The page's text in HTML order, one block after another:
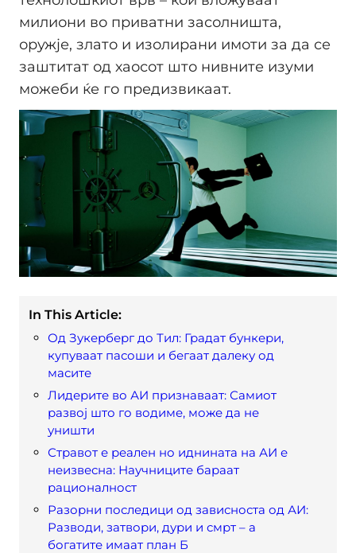
милиони во приватни засолништа,
оружје, злато и изолирани имоти за да се
заштитат од хаосот што нивните изуми
можеби ќе го предизвикаат.
In This Article:
Од Зукерберг до Тил: Градат бункери,
купуваат пасоши и бегаат далеку од
масите
Лидерите во АИ признаваат: Самиот
развој што го водиме, може да не
уништи
Стравот е реален но иднината на АИ е
неизвесна: Научниците бараат
рационалност
Разорни последици од зависноста од АИ:
Разводи, затвори, дури и смрт – а
богатите имаат план Б